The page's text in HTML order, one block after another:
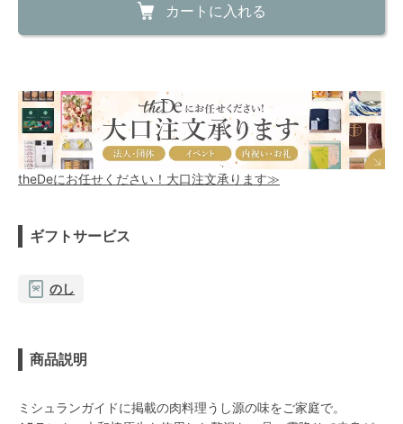
カートに入れる
theDeにお任せください！大口注文承ります≫
ギフトサービス
のし
商品説明
ミシュランガイドに掲載の肉料理うし源の味をご家庭で。